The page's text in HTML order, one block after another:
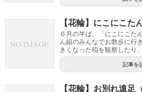
【花輪】にこにこた
６月の半ば、「にこにこた
ん組のみんなでお散歩に行
きくなった稲を観察したり
記事を
【花輪】お別れ遠足